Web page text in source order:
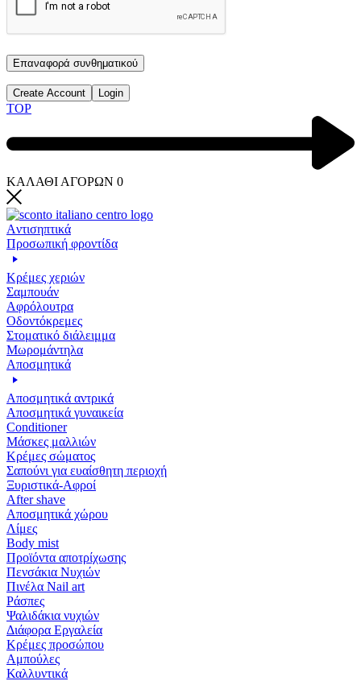
Επαναφορά συνθηματικού
Create Account Login
TOP
ΚΑΛΑΘΙ ΑΓΟΡΩΝ 0
Aντισηπτικά
Προσωπική φροντίδα
Κρέμες χεριών
Σαμπουάν
Αφρόλουτρα
Οδοντόκρεμες
Στοματικό διάλειμμα
Μωρομάντηλα
Αποσμητικά
Αποσμητικά αντρικά
Αποσμητικά γυναικεία
Conditioner
Μάσκες μαλλιών
Κρέμες σώματος
Σαπούνι για ευαίσθητη περιοχή
Ξυριστικά-Αφροί
After shave
Αποσμητικά χώρου
Λίμες
Body mist
Προϊόντα αποτρίχωσης
Πενσάκια Νυχιών
Πινέλα Nail art
Ράσπες
Ψαλιδάκια νυχιών
Διάφορα Εργαλεία
Κρέμες προσώπου
Αμπούλες
Καλλυντικά